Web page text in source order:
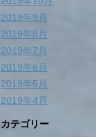
2019年9月
2019年8月
2019年7月
2019年6月
2019年5月
2019年4月
カテゴリー